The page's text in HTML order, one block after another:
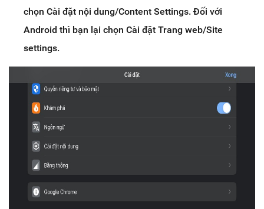
chọn Cài đặt nội dung/Content Settings. Đối với
Android thì bạn lại chọn Cài đặt Trang web/Site
settings.